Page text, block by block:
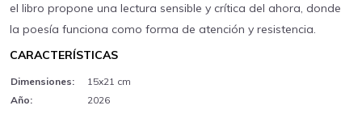
el libro propone una lectura sensible y crítica del ahora, donde
la poesía funciona como forma de atención y resistencia.
CARACTERÍSTICAS
Dimensiones:
15x21 cm
Año:
2026